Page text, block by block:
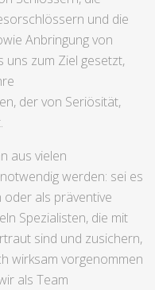
und die
Anbringung von
uns zum Ziel gesetzt,
der von Seriösität,
aus vielen
werden: sei es
oder als präventive
Spezialisten, die mit
sind und zusichern,
wirksam vorgenommen
als Team